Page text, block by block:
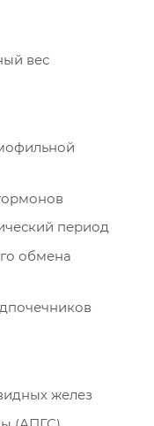
вес
период
обмена
желез